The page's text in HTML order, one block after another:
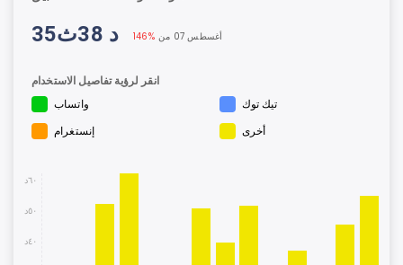
35د 38ث 146% من 07 أغسطس
انقر لرؤية تفاصيل الاستخدام
واتساب
تيك توك
إنستغرام
أخرى
٦٠د
٥٠د
٤٠د